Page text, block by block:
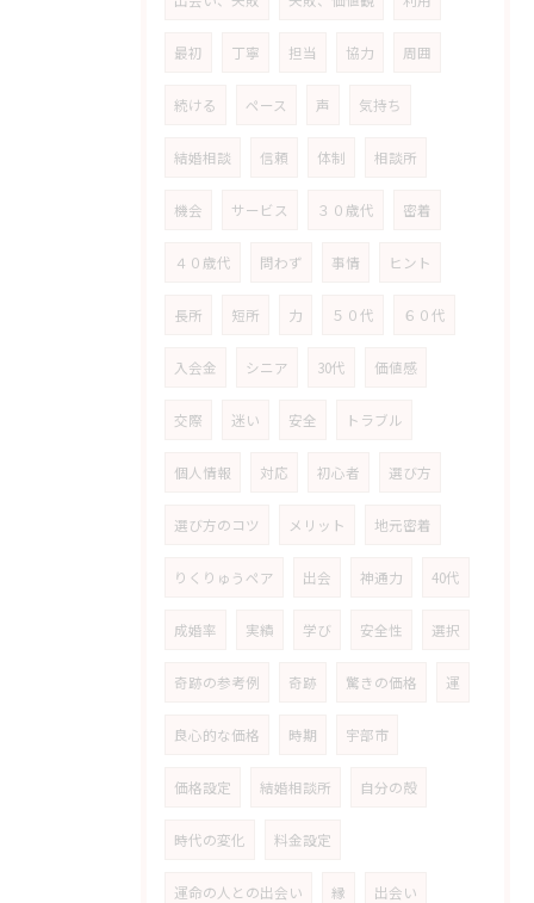
最初 丁寧 担当 協力 周囲
続ける ペース 声 気持ち
結婚相談 信頼 体制 相談所
機会 サービス ３０歳代 密着
４０歳代 問わず 事情 ヒント
長所 短所 力 ５０代 ６０代
入会金 シニア 30代 価値感
交際 迷い 安全 トラブル
個人情報 対応 初心者 選び方
選び方のコツ メリット 地元密着
りくりゅうペア 出会 神通力 40代
成婚率 実績 学び 安全性 選択
奇跡の参考例 奇跡 驚きの価格 運
良心的な価格 時期 宇部市
価格設定 結婚相談所 自分の殻
時代の変化 料金設定
運命の人との出会い 縁 出会い